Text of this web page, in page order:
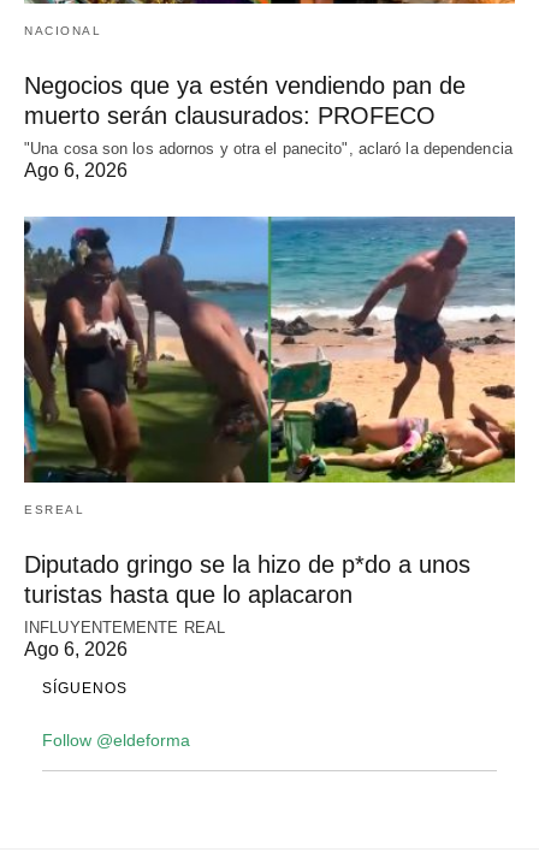
NACIONAL
Negocios que ya estén vendiendo pan de
muerto serán clausurados: PROFECO
"Una cosa son los adornos y otra el panecito", aclaró la dependencia
Ago 6, 2026
ESREAL
Diputado gringo se la hizo de p*do a unos
turistas hasta que lo aplacaron
INFLUYENTEMENTE REAL
Ago 6, 2026
SÍGUENOS
Follow @eldeforma